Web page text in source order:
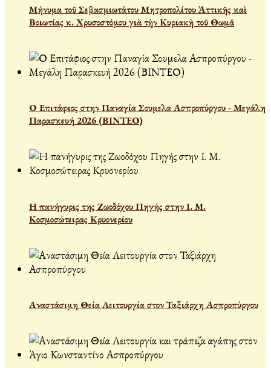
Μήνυμα τοῦ Σεβασμιωτάτου Μητροπολίτου Ἀττικῆς καὶ
Βοιωτίας κ. Χρυσοστόμου γιὰ τὴν Κυριακὴ τοῦ Θωμᾶ
Ο Επιτάφιος στην Παναγία Σουμελα Ασπροπύργου - Μεγάλη
Παρασκευή 2026 (ΒΙΝΤΕΟ)
Η πανήγυρις της Ζωοδόχου Πηγής στην Ι. Μ.
Κοσμοσώτειρας Κρυονερίου
Αναστάσιμη Θεία Λειτουργία στον Ταξιάρχη Ασπροπύργου